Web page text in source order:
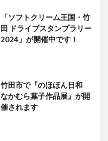
「ソフトクリーム王国・竹
田 ドライブスタンプラリー
2024」が開催中です！
竹田市で『のほほん日和
なかむら葉子作品展』が開
催されます